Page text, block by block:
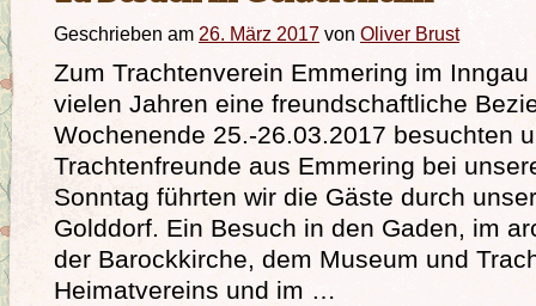
Geschrieben am 26. März 2017 von Oliver Brust
Zum Trachtenverein Emmering im
vielen Jahren eine freundschaftliche
Wochenende 25.-26.03.2017 besuchten
Trachtenfreunde aus Emmering bei
Sonntag führten wir die Gäste durch
Golddorf. Ein Besuch in den Gaden, im
der Barockkirche, dem Museum und
Heimatvereins und im …